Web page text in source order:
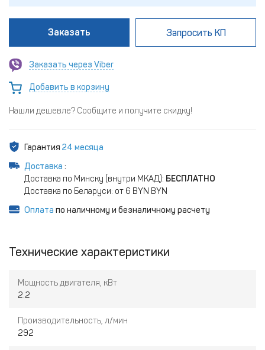
Заказать Запросить КП
Заказать через Viber
Добавить в корзину
Нашли дешевле? Сообщите и получите скидку!
Гарантия 24 месяца
Доставка :
Доставка по Минску (внутри МКАД): БЕСПЛАТНО
Доставка по Беларуси: от 6 BYN BYN
Оплата по наличному и безналичному расчету
Технические характеристики
Мощность двигателя, кВт
2.2
Производительность, л/мин
292